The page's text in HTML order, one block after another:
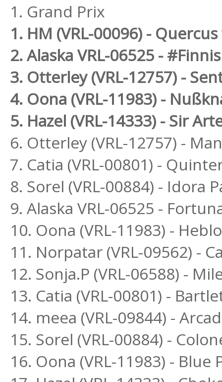
1. Grand Prix
1. HM (VRL-00096) -
2. Alaska VRL-06525 -
3. Otterley (VRL-12757) -
4. Oona (VRL-11983) -
5. Hazel (VRL-14333) - Sir
6. Otterley (VRL-12757) -
7. Catia (VRL-00801) -
8. Sorel (VRL-00884) - Idora
9. Alaska VRL-06525 -
10. Oona (VRL-11983) -
11. Norpatar (VRL-09562) -
12. Sonja.P (VRL-06588) -
13. Catia (VRL-00801) -
14. meea (VRL-09844) -
15. Sorel (VRL-00884) -
16. Oona (VRL-11983) -